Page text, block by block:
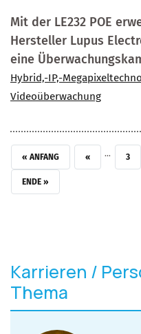
Mit der LE232 POE
Hersteller Lupus
eine
Hybrid,-IP,-
Videoüberwachung
ERSTE SEITE
« ANFANG VORHERIGE
‹‹ … SEITE
3
LETZTE SEITE
ENDE »
Karrieren /
Thema